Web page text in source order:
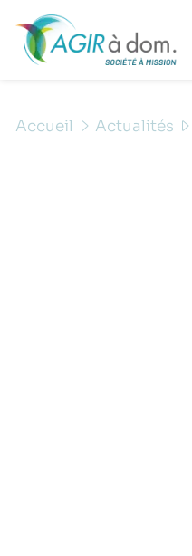
Accueil Actualités